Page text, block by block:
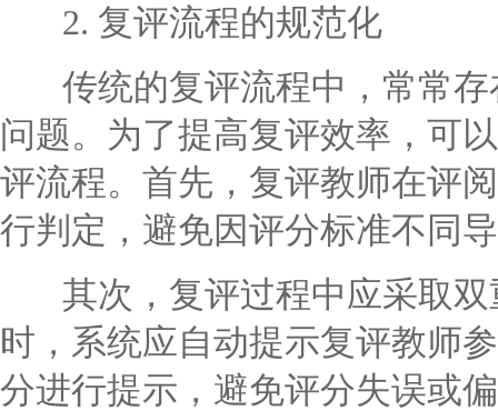
2. 复评流程的规范化
传统的复评流程中，常常存
问题。为了提高复评效率，可
评流程。首先，复评教师在评
行判定，避免因评分标准不同
其次，复评过程中应采取双
时，系统应自动提示复评教师
分进行提示，避免评分失误或